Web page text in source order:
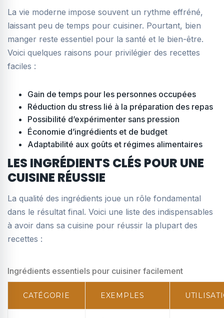
La vie moderne impose souvent un rythme effréné,
laissant peu de temps pour cuisiner. Pourtant, bien
manger reste essentiel pour la santé et le bien-être.
Voici quelques raisons pour privilégier des recettes
faciles :
Gain de temps pour les personnes occupées
Réduction du stress lié à la préparation des repas
Possibilité d’expérimenter sans pression
Économie d’ingrédients et de budget
Adaptabilité aux goûts et régimes alimentaires
LES INGRÉDIENTS CLÉS POUR UNE
CUISINE RÉUSSIE
La qualité des ingrédients joue un rôle fondamental
dans le résultat final. Voici une liste des indispensables
à avoir dans sa cuisine pour réussir la plupart des
recettes :
Ingrédients essentiels pour cuisiner facilement
CATÉGORIE EXEMPLES